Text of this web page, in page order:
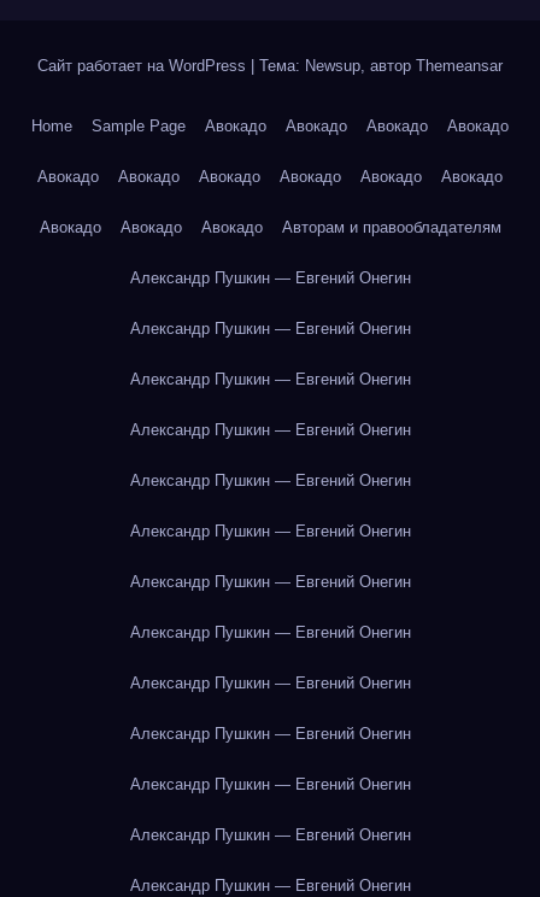
Сайт работает на WordPress Тема: Newsup, автор Themeansar
Home Sample Page Авокадо Авокадо Авокадо Авокадо
Авокадо Авокадо Авокадо Авокадо Авокадо Авокадо
Авокадо Авокадо Авокадо Авторам и правообладателям
Александр Пушкин — Евгений Онегин
Александр Пушкин — Евгений Онегин
Александр Пушкин — Евгений Онегин
Александр Пушкин — Евгений Онегин
Александр Пушкин — Евгений Онегин
Александр Пушкин — Евгений Онегин
Александр Пушкин — Евгений Онегин
Александр Пушкин — Евгений Онегин
Александр Пушкин — Евгений Онегин
Александр Пушкин — Евгений Онегин
Александр Пушкин — Евгений Онегин
Александр Пушкин — Евгений Онегин
Александр Пушкин — Евгений Онегин